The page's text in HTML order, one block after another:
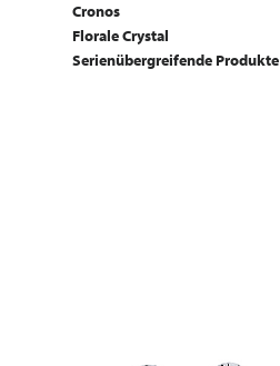
Cronos
Florale Crystal
Serienübergreifende Produkte